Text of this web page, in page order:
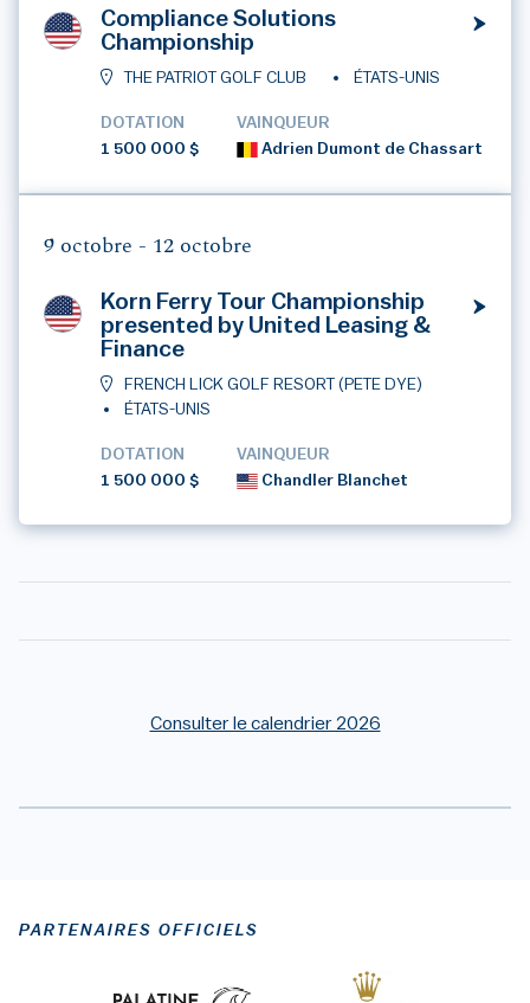
Compliance Solutions
Championship
THE PATRIOT GOLF CLUB ÉTATS-UNIS
DOTATION
1 500 000 $
VAINQUEUR
Adrien Dumont de Chassart
9 octobre - 12 octobre
Korn Ferry Tour Championship
presented by United Leasing &
Finance
FRENCH LICK GOLF RESORT (PETE DYE)
ÉTATS-UNIS
DOTATION
1 500 000 $
VAINQUEUR
Chandler Blanchet
Consulter le calendrier 2026
PARTENAIRES OFFICIELS